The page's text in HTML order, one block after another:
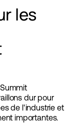
les
dur pour
de l'industrie et
importantes.